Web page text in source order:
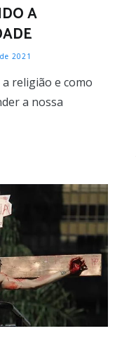
A
2021
religião e como
a nossa